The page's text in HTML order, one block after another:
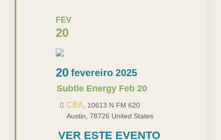
FEV
20
20 fevereiro 2025
Subtle Energy Feb 20
CBA
10613 N FM 620
Austin 78726 United States
VER ESTE EVENTO